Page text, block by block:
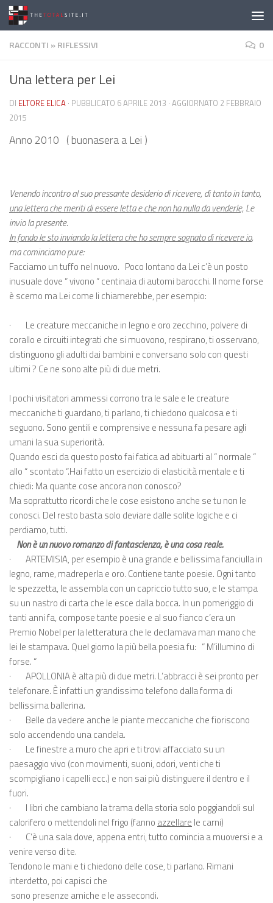
Salta al contenuto
RACCONTI »RIFLESSIVI 0
Una lettera per Lei
DI ELTORE ELICA · PUBBLICATO 6 APRILE 2013 · AGGIORNATO 2 FEBBRAIO
2015
Anno 2010 ( buonasera a Lei )
Venendo incontro al suo pressante desiderio di ricevere, di tanto in tanto,
una lettera che meriti di essere letta e che non ha nulla da venderle, Le
invio la presente.
In fondo le sto inviando la lettera che ho sempre sognato di ricevere io,
ma cominciamo pure:
Facciamo un tuffo nel nuovo. Poco lontano da Lei c’è un posto
inusuale dove “ vivono “ centinaia di automi barocchi. Il nome forse
è scemo ma Lei come li chiamerebbe, per esempio:
·
Le creature meccaniche in legno e oro zecchino, polvere di
corallo e circuiti integrati che si muovono, respirano, ti osservano,
distinguono gli adulti dai bambini e conversano solo con questi
ulti­mi ? Ce ne sono alte più di due metri.
I pochi visitatori ammessi corrono tra le sale e le creature
meccaniche ti guardano, ti parlano, ti chiedono qualcosa e ti
seguono. Sono gentili e comprensive e nessuna fa pesare agli
umani la sua superiorità.
Quando esci da questo posto fai fatica ad abituarti al “ normale “
allo “ scontato “.Hai fatto un esercizio di elasticità mentale e ti
chiedi: Ma quante cose ancora non conosco?
Ma soprattutto ricordi che le cose esistono anche se tu non le
conosci. Del resto basta solo deviare dalle solite logiche e ci
perdiamo, tutti.
Non è un nuovo romanzo di fantascienza, è una cosa reale.
·
ARTEMISIA, per esempio è una grande e bellissima fanciulla in
legno, rame, madreperla e oro. Contiene tante poesie. Ogni tanto
le spezzetta, le assembla con un capriccio tutto suo, e le stampa
su un nastro di carta che le esce dalla bocca. In un pomeriggio di
tanti anni fa, compose tante poesie e al suo fianco c’era un
Premio Nobel per la letteratura che le declamava man mano che
lei le stampava. Quel giorno la più bella poesia fu: “ M’illumino di
forse. “
·
APOLLONIA è alta più di due metri. L’abbracci è sei pronto per
telefonare. È infatti un grandissimo telefono dalla forma di
bellissima ballerina.
·
Belle da vedere anche le piante meccaniche che fioriscono
solo accendendo una candela.
·
Le finestre a muro che apri e ti trovi affacciato su un
paesaggio vivo (con movimenti, suoni, odori, venti che ti
scompigliano i capelli ecc.) e non sai più distinguere il dentro e il
fuori.
·
I libri che cambiano la trama della storia solo poggiandoli sul
calorifero o mettendoli nel frigo (fanno azzellare le carni)
·
C’è una sala dove, appena entri, tutto comincia a muoversi e a
venire verso di te.
Tendono le mani e ti chiedono delle cose, ti parlano. Rimani
interdetto, poi capisci che
sono presenze amiche e le assecondi.